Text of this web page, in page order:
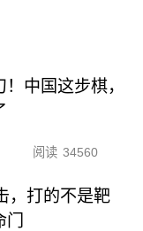
中国这步棋，
阅读 34560
，打的不是靶
门